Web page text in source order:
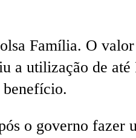
Família. O
a utilização de
benefício.
o governo